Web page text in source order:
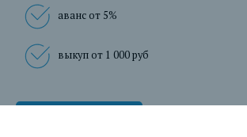
аванс от 5%
выкуп от 1 000 руб